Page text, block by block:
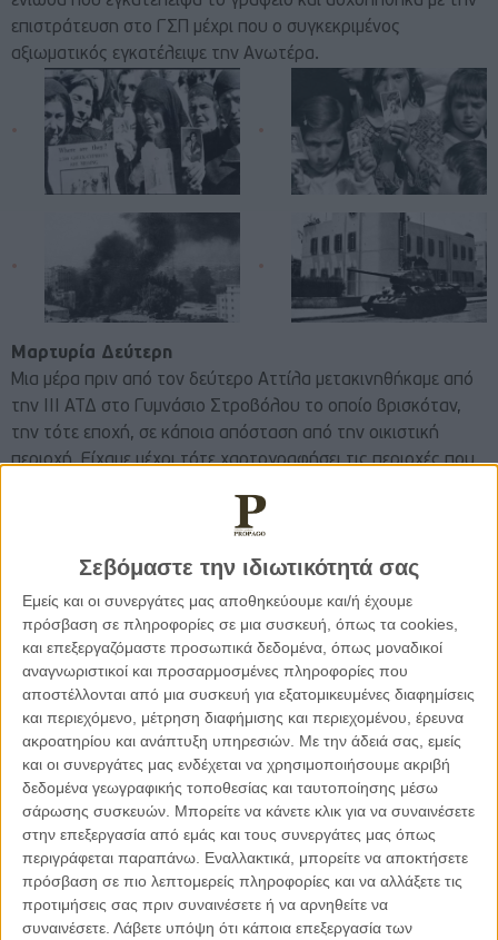
Σεβόμαστε την ιδιωτικότητά σας
Εμείς και οι συνεργάτες μας αποθηκεύουμε και/ή έχουμε
πρόσβαση σε πληροφορίες σε μια συσκευή, όπως τα cookies,
και επεξεργαζόμαστε προσωπικά δεδομένα, όπως μοναδικοί
αναγνωριστικοί και προσαρμοσμένες πληροφορίες που
αποστέλλονται από μια συσκευή για εξατομικευμένες διαφημίσεις
και περιεχόμενο, μέτρηση διαφήμισης και περιεχομένου, έρευνα
ακροατηρίου και ανάπτυξη υπηρεσιών. Με την άδειά σας, εμείς
και οι συνεργάτες μας ενδέχεται να χρησιμοποιήσουμε ακριβή
δεδομένα γεωγραφικής τοποθεσίας και ταυτοποίησης μέσω
σάρωσης συσκευών. Μπορείτε να κάνετε κλικ για να συναινέσετε
στην επεξεργασία από εμάς και τους συνεργάτες μας όπως
περιγράφεται παραπάνω. Εναλλακτικά, μπορείτε να αποκτήσετε
πρόσβαση σε πιο λεπτομερείς πληροφορίες και να αλλάξετε τις
προτιμήσεις σας πριν συναινέσετε ή να αρνηθείτε να
συναινέσετε. Λάβετε υπόψη ότι κάποια επεξεργασία των
επιστράτευση στο ΓΣΠ μέχρι που ο συγκεκριμένος
αξιωματικός εγκατέλειψε την Ανωτέρα.
Μαρτυρία Δεύτερη
Μια μέρα πριν από τον δεύτερο Αττίλα μετακινηθήκαμε από
την ΙΙΙ ΑΤΔ στο Γυμνάσιο Στροβόλου το οποίο βρισκόταν,
την τότε εποχή, σε κάποια απόσταση από την οικιστική
περιοχή. Είχαμε μέχρι τότε χαρτογραφήσει τις περιοχές που
εισβολής, κοκκινίζοντας τον θύλακα που δημιουργήθηκε.
Ξεκίνησε την επόμενη μέρα η δεύτερη φάση της εισβολής και
παίρναμε αναφορές για νέες περιοχές που έπεφταν στα χέρια
των Τούρκων. Και κοκκινίζαμε και κοκκινίζαμε τον χάρτη.
Βγήκα από την τάξη που ήταν το 2ο Ε.Γ. όπου υπήρχε ο
χάρτης και με παράπονο και απογοήτευση κατευθύνθηκα
προς την τάξη του 1ου & 4ου Ε.Γ. Περπατώντας στην αυλή
του σχολείου βλέπω τον ταγματάρχη τότε του εφεδρικού
Παντελάκη Πανταζή, ο οποίος είχε εν τω μεταξύ
τραυματισθεί στην πρώτη φάση της εισβολής, να μπαίνει
στο χώρο της αυλής και να διαπληκτίζεται φραστικώς με
τον Διευθυντή του 2ου Επιτελικού Γραφείου της ΙΙΙ ΑΤΔ.
Κατευθύνθηκα στην τάξη, κανένας δεν ήταν μέσα, πήρα μια
κιμωλία και έγραψα με μεγάλα γράμματα στον πίνακα “πάλι
με χρόνια με καιρούς πάλι δικά μας θα ‘ναι”. Πέρασε λίγη